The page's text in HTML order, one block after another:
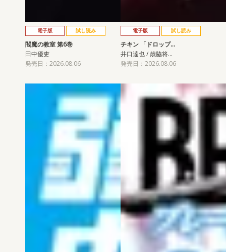
電子版 試し読み
閻魔の教室 第6巻
田中優吏
発売日：2026.08.06
電子版 試し読み
チキン 「ドロップ…
井口達也 / 歳脇将…
発売日：2026.08.06